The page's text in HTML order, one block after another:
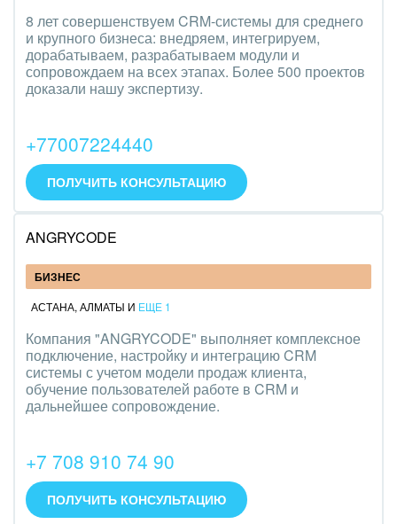
8 лет совершенствуем CRM-системы для среднего
и крупного бизнеса: внедряем, интегрируем,
дорабатываем, разрабатываем модули и
сопровождаем на всех этапах. Более 500 проектов
доказали нашу экспертизу.
+77007224440
ПОЛУЧИТЬ КОНСУЛЬТАЦИЮ
ANGRYCODE
БИЗНЕС
АСТАНА, АЛМАТЫ И ЕЩЕ 1
Компания "ANGRYCODE" выполняет комплексное
подключение, настройку и интеграцию CRM
системы с учетом модели продаж клиента,
обучение пользователей работе в CRM и
дальнейшее сопровождение.
+7 708 910 74 90
ПОЛУЧИТЬ КОНСУЛЬТАЦИЮ